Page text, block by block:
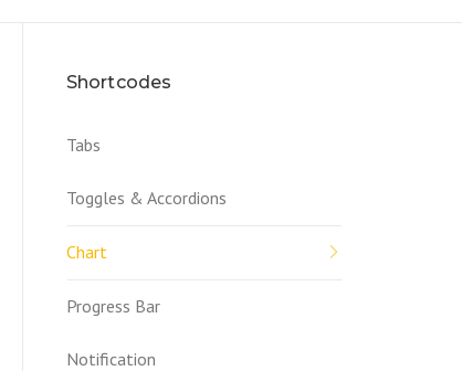
Shortcodes
Tabs
Toggles & Accordions
Chart
Progress Bar
Notification